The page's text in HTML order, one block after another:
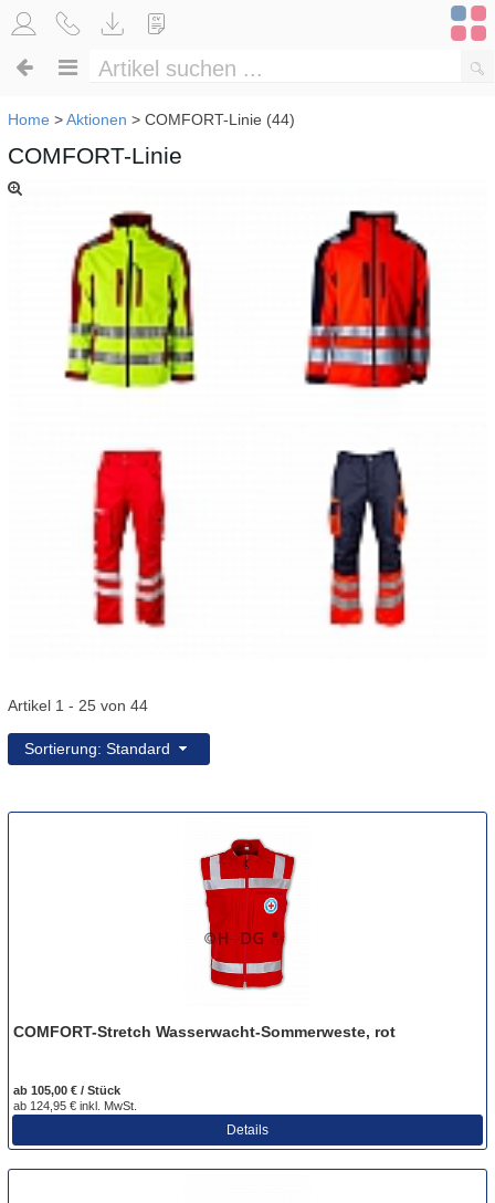
Home >Aktionen > COMFORT-Linie (44)
COMFORT-Linie
Artikel 1 - 25 von 44
Sortierung: Standard
COMFORT-Stretch Wasserwacht-Sommerweste, rot
ab 105,00 € / Stück
ab 124,95 € inkl. MwSt.
Details